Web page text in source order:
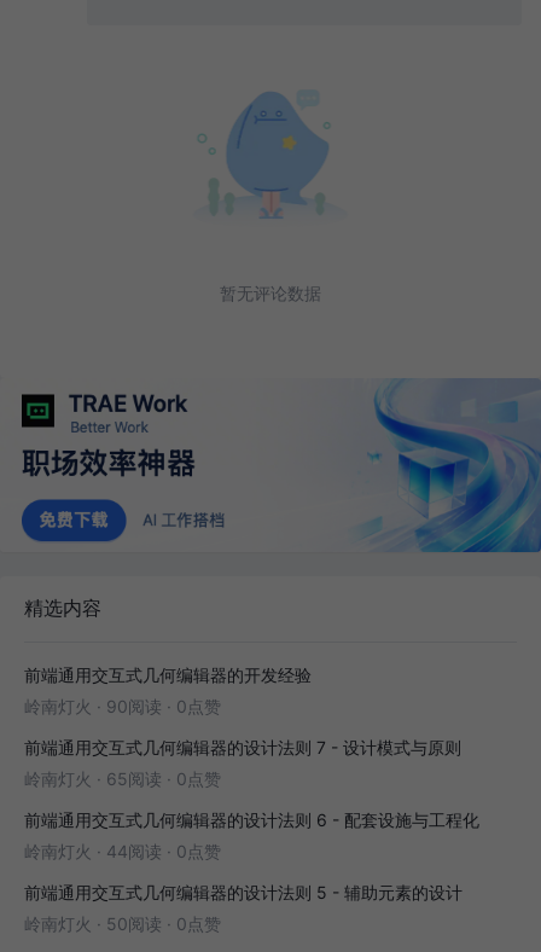
暂无评论数据
精选内容
前端通用交互式几何编辑器的开发经验
岭南灯火 · 90阅读 · 0点赞
前端通用交互式几何编辑器的设计法则 7 - 设计模式与原则
岭南灯火 · 65阅读 · 0点赞
前端通用交互式几何编辑器的设计法则 6 - 配套设施与工程化
岭南灯火 · 44阅读 · 0点赞
前端通用交互式几何编辑器的设计法则 5 - 辅助元素的设计
岭南灯火 · 50阅读 · 0点赞